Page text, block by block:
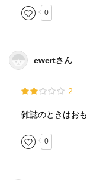
0
ewertさん
2
雑誌のときはお
0